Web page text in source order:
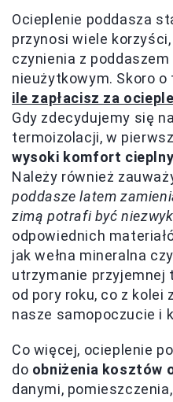
Ocieplenie poddasza
przynosi wiele
czynienia z
nieużytkowym. Skoro
ile zapłacisz za
Gdy zdecydujemy się
termoizolacji, w
wysoki komfort cieplny
Należy również
poddasze latem
zimą potrafi być
odpowiednich
jak wełna mineralna
utrzymanie przyjemnej
od pory roku, co z kolei
nasze samopoczucie i
Co więcej, ocieplenie
do obniżenia kosztów
danymi,